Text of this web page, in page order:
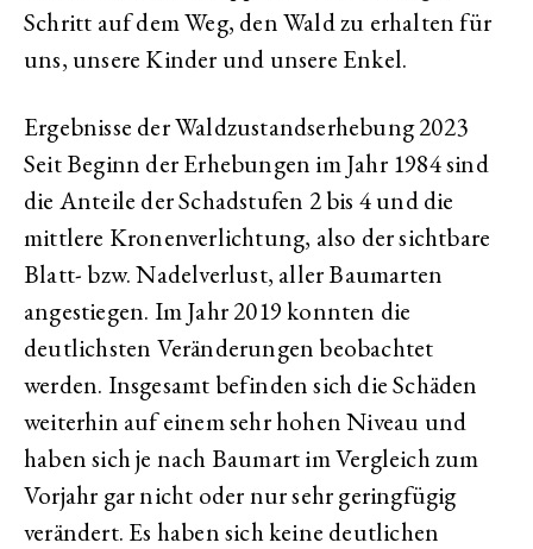
Schritt auf dem Weg, den Wald zu erhalten für
uns, unsere Kinder und unsere Enkel.
Ergebnisse der Waldzustandserhebung 2023
Seit Beginn der Erhebungen im Jahr 1984 sind
die Anteile der Schadstufen 2 bis 4 und die
mittlere Kronenverlichtung, also der sichtbare
Blatt- bzw. Nadelverlust, aller Baumarten
angestiegen. Im Jahr 2019 konnten die
deutlichsten Veränderungen beobachtet
werden. Insgesamt befinden sich die Schäden
weiterhin auf einem sehr hohen Niveau und
haben sich je nach Baumart im Vergleich zum
Vorjahr gar nicht oder nur sehr geringfügig
verändert. Es haben sich keine deutlichen